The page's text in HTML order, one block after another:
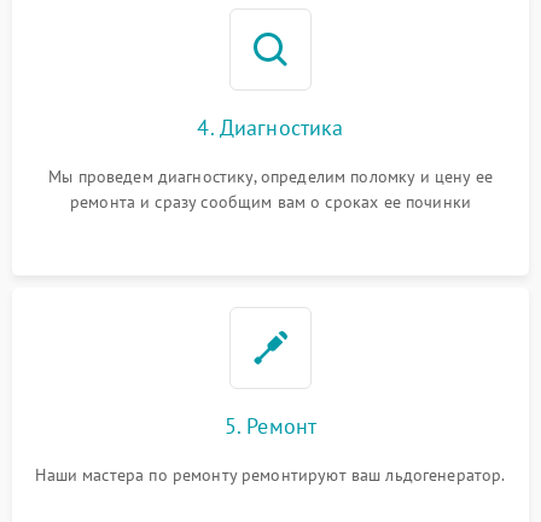
4. Диагностика
Мы проведем диагностику, определим поломку и цену ее
ремонта и сразу сообщим вам о сроках ее починки
5. Ремонт
Наши мастера по ремонту ремонтируют ваш льдогенератор.